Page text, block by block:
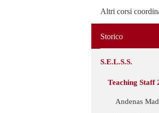
Altri corsi
Storico
S.E.L.S.S.
Teaching Staff
Andenas